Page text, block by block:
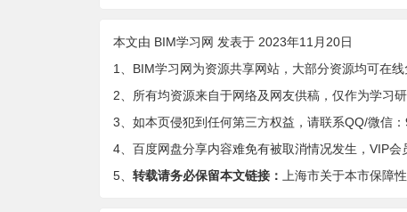
本文由 BIM学习网 发表于 2023年11月20日
1、BIM学习网为资源共享网站，大部分资源均可在
2、所有均资源来自于网络及网友供稿，仅作为学习
3、如本页侵犯到任何第三方权益，请联系QQ/微信
4、百度网盘分享内容难免有被取消情况发生，VIP会
5、 转载请务必保留本文链接： 上海市关于本市保障